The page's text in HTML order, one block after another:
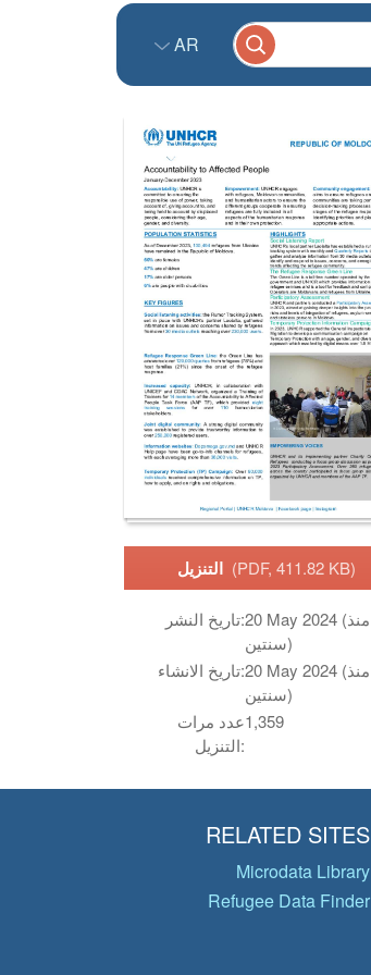
AR
التنزيل (PDF, 411.82 KB)
تاريخ النشر:20 May 2024 (منذ
سنتين)
تاريخ الانشاء:20 May 2024 (منذ
سنتين)
عدد مرات
التنزيل:
1,359
RELATED SITES
Microdata Library
Refugee Data Finder